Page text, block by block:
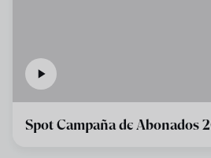
Spot Campaña de Abonados